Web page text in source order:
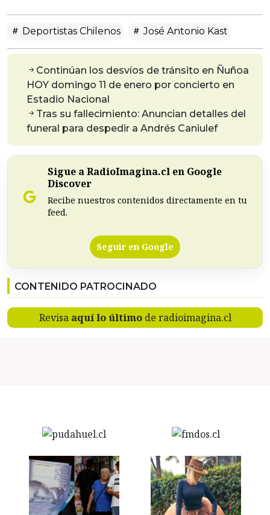
Deportistas Chilenos José Antonio Kast
Continúan los desvíos de tránsito en Ñuñoa
HOY domingo 11 de enero por concierto en
Estadio Nacional
Tras su fallecimiento: Anuncian detalles del
funeral para despedir a Andrés Caniulef
Sigue a RadioImagina.cl en Google
Discover
Recibe nuestros contenidos directamente en tu
feed.
Seguir en Google
CONTENIDO PATROCINADO
Revisa aquí lo últimode radioimagina.cl